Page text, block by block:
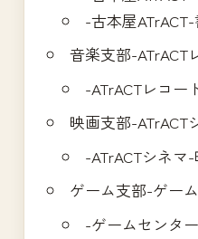
-古本屋
音楽支部-ATrACT
-ATrACTレコー
映画支部-ATrACT
-ATrACTシネマ
ゲーム支部-ゲー
-ゲームセンタ